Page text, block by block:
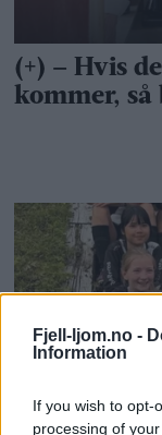
Fjell-ljom.no -
Information
If you wish to opt-
processing of